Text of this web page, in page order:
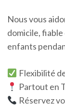
Nous vous
domicile,
enfants
Flexibilité
Partout en
Réservez